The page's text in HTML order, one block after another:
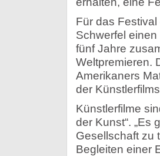
Für das
Schwerfel
fünf Jahre
Weltpremieren.
Amerikaners
der
Künstlerfilme
der Kunst“. „Es
Gesellschaft zu
Begleiten einer